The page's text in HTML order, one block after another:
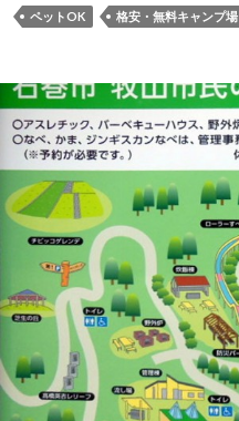
ペットOK 格安・無料キャンプ場